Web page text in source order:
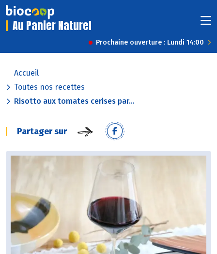
Au Panier Naturel
Prochaine ouverture : Lundi 14:00
Accueil
Toutes nos recettes
Risotto aux tomates cerises par...
Partager sur